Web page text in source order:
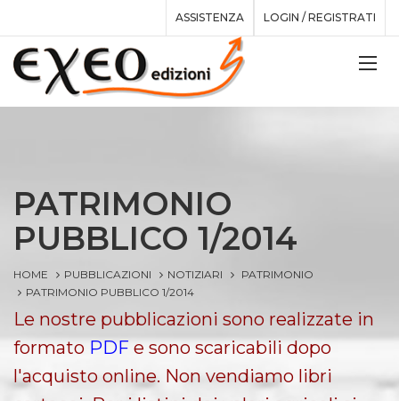
ASSISTENZA LOGIN / REGISTRATI
PATRIMONIO
PUBBLICO 1/2014
HOME PUBBLICAZIONI NOTIZIARI
PATRIMONIO
PATRIMONIO PUBBLICO 1/2014
Le nostre pubblicazioni sono realizzate in
formato PDF e sono scaricabili dopo
l'acquisto online. Non vendiamo libri